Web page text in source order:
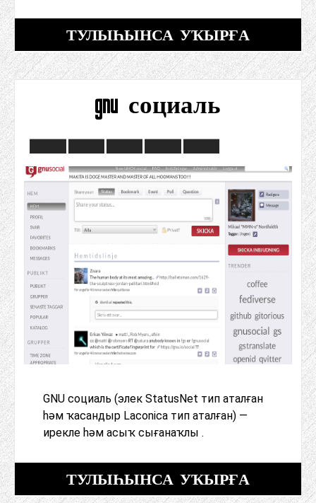
ТУЛЫҺЫНСА УҠЫРҒА
gnu социаль
GNU социаль (элек StatusNet тип аталған
һәм ҡасандыр Laconica тип аталған) —
ирекле һәм асыҡ сығанаҡлы .
ТУЛЫҺЫНСА УҠЫРҒА